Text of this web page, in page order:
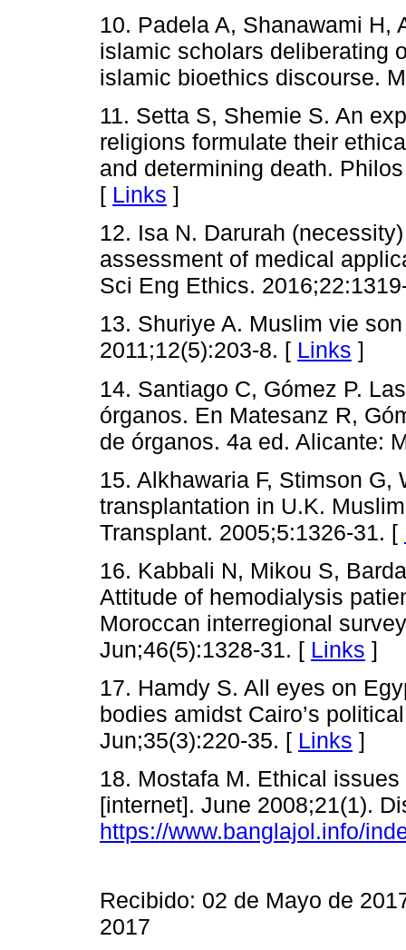
10. Padela A, Shanawami H,
islamic scholars deliberating
islamic bioethics discourse.
11. Setta S, Shemie S. An
religions formulate their
and determining death.
[ Links ]
12. Isa N. Darurah
assessment of medical
Sci Eng Ethics.
13. Shuriye A. Muslim vie
2011;12(5):203-8. [ Links ]
14. Santiago C, Gómez P.
órganos. En Matesanz R,
de órganos. 4a ed. Alicante:
15. Alkhawaria F, Stimson G,
transplantation in U.K.
Transplant. 2005;5:1326-31. [
16. Kabbali N, Mikou S,
Attitude of hemodialysis
Moroccan interregional
Jun;46(5):1328-31. [ Links ]
17. Hamdy S. All eyes on
bodies amidst Cairo’s
Jun;35(3):220-35. [ Links ]
18. Mostafa M. Ethical
[internet]. June 2008;21(1).
https://www.banglajol.info/
Recibido: 02 de Mayo de
2017